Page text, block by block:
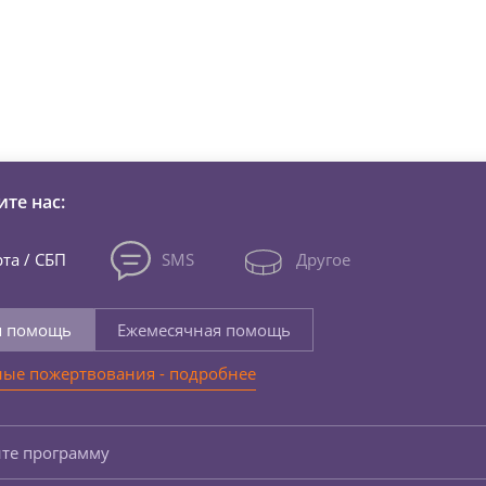
нас:
/ СБП SMS Другое
помощь
Ежемесячная помощь
пожертвования - подробнее
программу